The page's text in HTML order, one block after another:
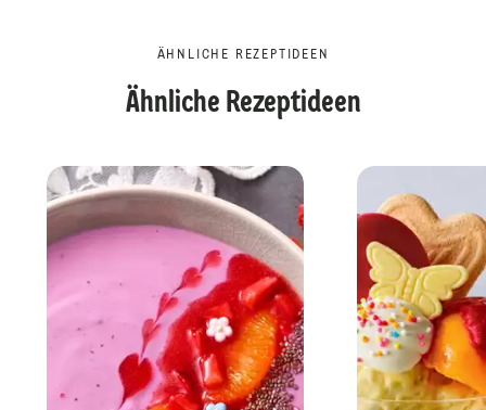
ÄHNLICHE REZEPTIDEEN
Ähnliche Rezeptideen